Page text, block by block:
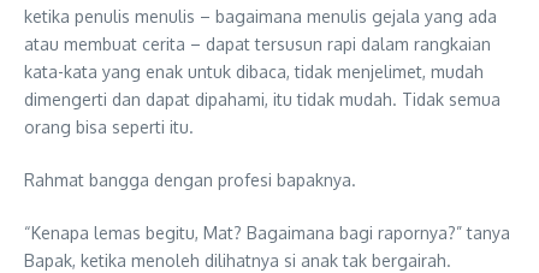
ketika penulis menulis – bagaimana menulis gejala yang ada
atau membuat cerita – dapat tersusun rapi dalam rangkaian
kata-kata yang enak untuk dibaca, tidak menjelimet, mudah
dimengerti dan dapat dipahami, itu tidak mudah. Tidak semua
orang bisa seperti itu.
Rahmat bangga dengan profesi bapaknya.
“Kenapa lemas begitu, Mat? Bagaimana bagi rapornya?” tanya
Bapak, ketika menoleh dilihatnya si anak tak bergairah.